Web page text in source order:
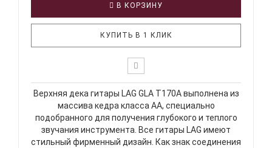
В КОРЗИНУ
КУПИТЬ В 1 КЛИК
Верхняя дека гитары LAG GLA T170A выполнена из
массива кедра класса АА, специально
подобранного для получения глубокого и теплого
звучания инструмента. Все гитары LAG имеют
стильный фирменный дизайн. Как знак соединения